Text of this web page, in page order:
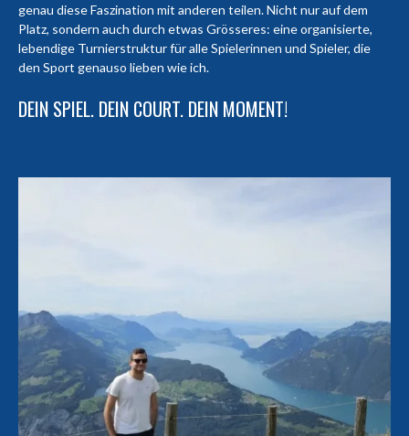
genau diese Faszination mit anderen teilen. Nicht nur auf dem
Platz, sondern auch durch etwas Grösseres: eine organisierte,
lebendige Turnierstruktur für alle Spielerinnen und Spieler, die
den Sport genauso lieben wie ich.
DEIN SPIEL. DEIN COURT. DEIN MOMENT!